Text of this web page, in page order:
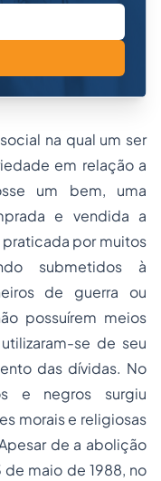
na qual um ser
em relação a
um bem, uma
e vendida a
por muitos
submetidos à
de guerra ou
possuírem meios
se de seu
das dívidas. No
e negros surgiu
morais e religiosas
de a abolição
maio de 1988, no